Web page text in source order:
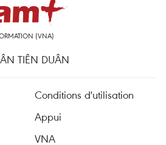
(VNA)
TIÊN DUÂN
Conditions d'utilisation
Appui
VNA